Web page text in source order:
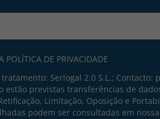
POLÍTICA DE PRIVACIDADE
Serlogal 2.0 S.L.; Contacto:
estão previstas transferências de
Limitação, Oposição e
podem ser consultadas em nossa